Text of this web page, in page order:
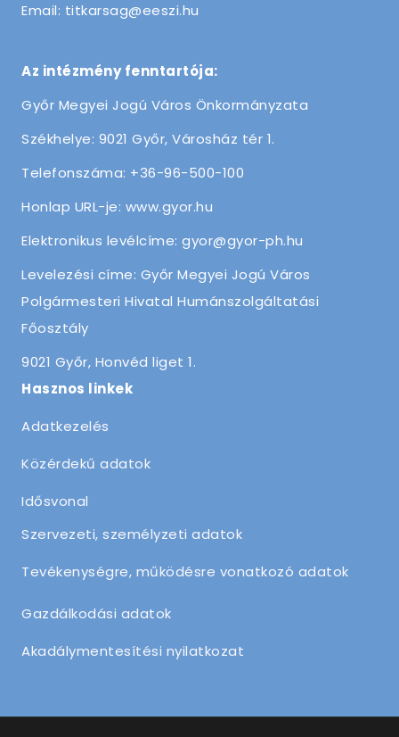
Email: titkarsag@eeszi.hu
Az intézmény fenntartója:
Győr Megyei Jogú Város Önkormányzata
Székhelye: 9021 Győr, Városház tér 1.
Telefonszáma: +36-96-500-100
Honlap URL-je: www.gyor.hu
Elektronikus levélcíme: gyor@gyor-ph.hu
Levelezési címe: Győr Megyei Jogú Város
Polgármesteri Hivatal Humánszolgáltatási
Főosztály
9021 Győr, Honvéd liget 1.
Hasznos linkek
Adatkezelés
Közérdekű adatok
Idősvonal
Szervezeti, személyzeti adatok
Tevékenységre, működésre vonatkozó adatok
Gazdálkodási adatok
Akadálymentesítési nyilatkozat